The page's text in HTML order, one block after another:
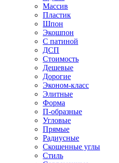
Массив
Пластик
Шпон
Экошпон
С патиной
ДСП
Стоимость
Дешевые
Дорогие
Эконом-класс
Элитные
Форма
П-образные
Угловые
Прямые
Радиусные
Скошенные углы
Стиль